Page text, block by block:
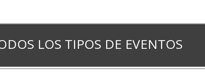
LOS TIPOS DE EVENTOS